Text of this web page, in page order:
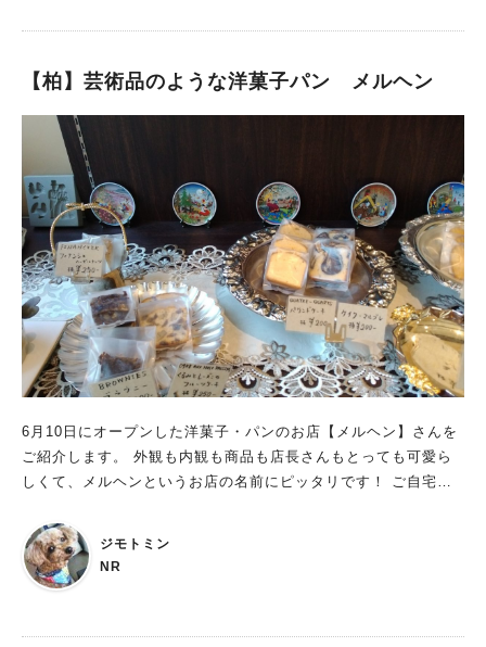
【柏】芸術品のような洋菓子パン メルヘン
6月10日にオープンした洋菓子・パンのお店【メルヘン】さんを
ご紹介します。 外観も内観も商品も店長さんもとっても可愛ら
しくて、メルヘンというお店の名前にピッタリです！ ご自宅と
ジモトミン
NR